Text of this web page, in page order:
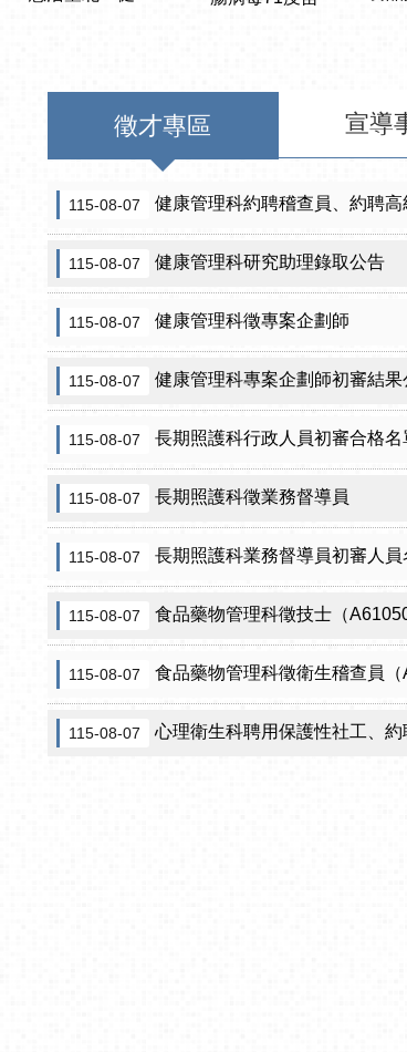
徵才專區 宣導
115-08-07 健康管理科約聘稽查員、約聘
115-08-07 健康管理科研究助理錄取公告
115-08-07 健康管理科徵專案企劃師
115-08-07 健康管理科專案企劃師初審結果
115-08-07 長期照護科行政人員初審合格
115-08-07 長期照護科徵業務督導員
115-08-07 長期照護科業務督導員初審人員
115-08-07 食品藥物管理科徵技士（
115-08-07 食品藥物管理科徵衛生稽查員
115-08-07 心理衛生科聘用保護性社工、約聘精神病人社